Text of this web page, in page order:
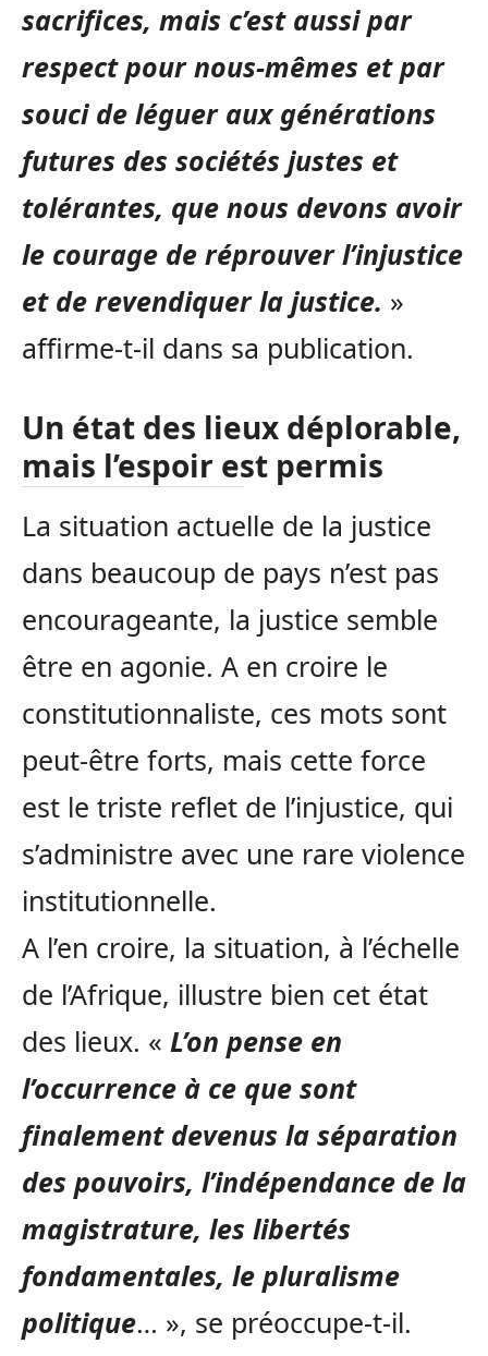
sacrifices, mais c’est aussi par
respect pour nous-mêmes et par
souci de léguer aux générations
futures des sociétés justes et
tolérantes, que nous devons avoir
le courage de réprouver l’injustice
et de revendiquer la justice. »
affirme-t-il dans sa publication.
Un état des lieux déplorable,
mais l’espoir est permis
La situation actuelle de la justice
dans beaucoup de pays n’est pas
encourageante, la justice semble
être en agonie. A en croire le
constitutionnaliste, ces mots sont
peut-être forts, mais cette force
est le triste reflet de l’injustice, qui
s’administre avec une rare violence
institutionnelle.
A l’en croire, la situation, à l’échelle
de l’Afrique, illustre bien cet état
des lieux. « L’on pense en
l’occurrence à ce que sont
finalement devenus la séparation
des pouvoirs, l’indépendance de la
magistrature, les libertés
fondamentales, le pluralisme
politique… », se préoccupe-t-il.